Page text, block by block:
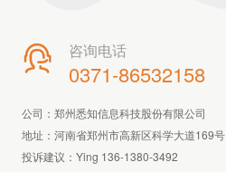
 咨询电话
0371-86532158
公司：郑州悉知信息科技股份有限公司
地址：河南省郑州市高新区科学大道169号
投诉建议：Ying 136-1380-3492